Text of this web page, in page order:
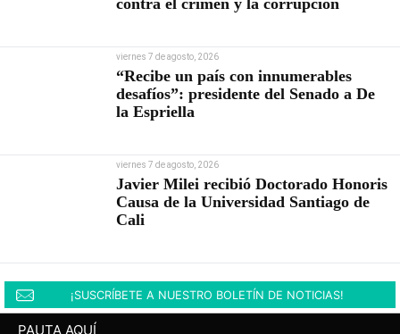
contra el crimen y la corrupción
viernes 7 de agosto, 2026
“Recibe un país con innumerables
desafíos”: presidente del Senado a De
la Espriella
viernes 7 de agosto, 2026
Javier Milei recibió Doctorado Honoris
Causa de la Universidad Santiago de
Cali
¡SUSCRÍBETE A NUESTRO BOLETÍN DE NOTICIAS!
PAUTA AQUÍ